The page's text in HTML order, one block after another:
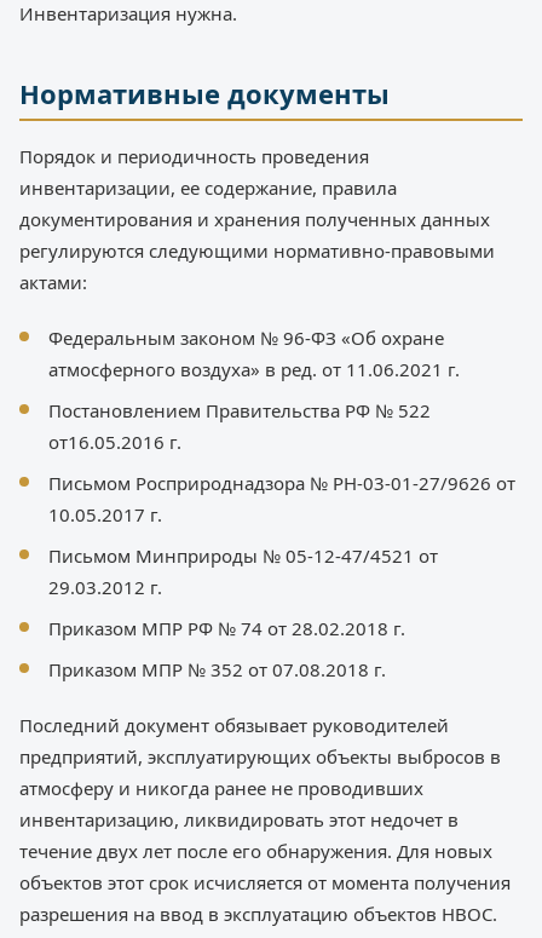
Инвентаризация нужна.
Нормативные документы
Порядок и периодичность проведения
инвентаризации, ее содержание, правила
документирования и хранения полученных данных
регулируются следующими нормативно-правовыми
актами:
Федеральным законом № 96-ФЗ «Об охране
атмосферного воздуха» в ред. от 11.06.2021 г.
Постановлением Правительства РФ № 522
от16.05.2016 г.
Письмом Росприроднадзора № РН-03-01-27/9626 от
10.05.2017 г.
Письмом Минприроды № 05-12-47/4521 от
29.03.2012 г.
Приказом МПР РФ № 74 от 28.02.2018 г.
Приказом МПР № 352 от 07.08.2018 г.
Последний документ обязывает руководителей
предприятий, эксплуатирующих объекты выбросов в
атмосферу и никогда ранее не проводивших
инвентаризацию, ликвидировать этот недочет в
течение двух лет после его обнаружения. Для новых
объектов этот срок исчисляется от момента получения
разрешения на ввод в эксплуатацию объектов НВОС.